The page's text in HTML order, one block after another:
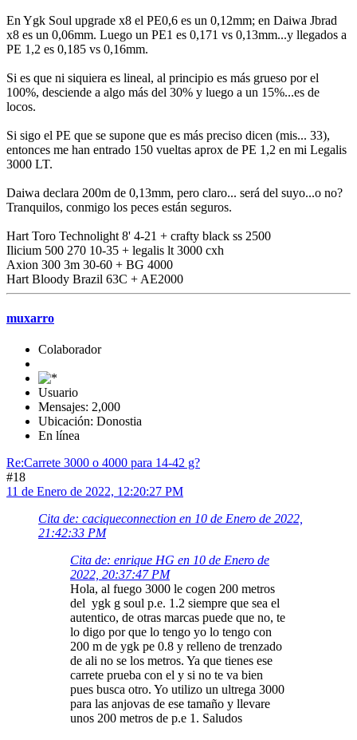
En Ygk Soul upgrade x8 el PE0,6 es un 0,12mm; en Daiwa Jbrad
x8 es un 0,06mm. Luego un PE1 es 0,171 vs 0,13mm...y llegados a
PE 1,2 es 0,185 vs 0,16mm.
Si es que ni siquiera es lineal, al principio es más grueso por el
100%, desciende a algo más del 30% y luego a un 15%...es de
locos.
Si sigo el PE que se supone que es más preciso dicen (mis... 33),
entonces me han entrado 150 vueltas aprox de PE 1,2 en mi Legalis
3000 LT.
Daiwa declara 200m de 0,13mm, pero claro... será del suyo...o no?
Tranquilos, conmigo los peces están seguros.
Hart Toro Technolight 8' 4-21 + crafty black ss 2500
Ilicium 500 270 10-35 + legalis lt 3000 cxh
Axion 300 3m 30-60 + BG 4000
Hart Bloody Brazil 63C + AE2000
muxarro
Colaborador
Usuario
Mensajes: 2,000
Ubicación: Donostia
En línea
Re:Carrete 3000 o 4000 para 14-42 g?
#18
11 de Enero de 2022, 12:20:27 PM
Cita de: caciqueconnection en 10 de Enero de 2022,
21:42:33 PM
Cita de: enrique HG en 10 de Enero de
2022, 20:37:47 PM
Hola, al fuego 3000 le cogen 200 metros
del ygk g soul p.e. 1.2 siempre que sea el
autentico, de otras marcas puede que no, te
lo digo por que lo tengo yo lo tengo con
200 m de ygk pe 0.8 y relleno de trenzado
de ali no se los metros. Ya que tienes ese
carrete prueba con el y si no te va bien
pues busca otro. Yo utilizo un ultrega 3000
para las anjovas de ese tamaño y llevare
unos 200 metros de p.e 1. Saludos